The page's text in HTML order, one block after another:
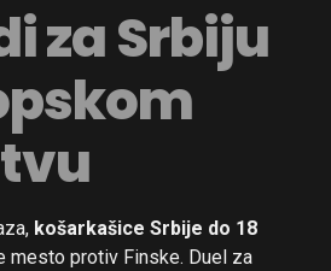
za Srbiju
košarkašice Srbije do 18
mesto protiv Finske. Duel za